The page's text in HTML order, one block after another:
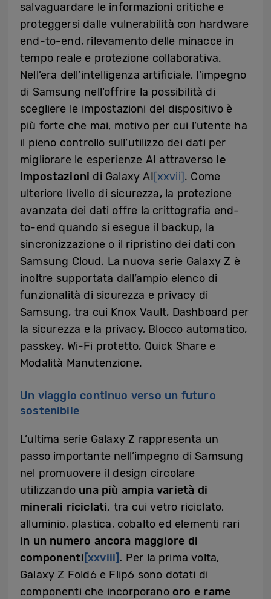
salvaguardare le informazioni critiche e
proteggersi dalle vulnerabilità con hardware
end-to-end, rilevamento delle minacce in
tempo reale e protezione collaborativa.
Nell’era dell’intelligenza artificiale, l’impegno
di Samsung nell’offrire la possibilità di
scegliere le impostazioni del dispositivo è
più forte che mai, motivo per cui l’utente ha
il pieno controllo sull’utilizzo dei dati per
migliorare le esperienze AI attraverso le
impostazioni di Galaxy AI[xxvii]. Come
ulteriore livello di sicurezza, la protezione
avanzata dei dati offre la crittografia end-
to-end quando si esegue il backup, la
sincronizzazione o il ripristino dei dati con
Samsung Cloud. La nuova serie Galaxy Z è
inoltre supportata dall’ampio elenco di
funzionalità di sicurezza e privacy di
Samsung, tra cui Knox Vault, Dashboard per
la sicurezza e la privacy, Blocco automatico,
passkey, Wi-Fi protetto, Quick Share e
Modalità Manutenzione.
Un viaggio continuo verso un futuro
sostenibile
L’ultima serie Galaxy Z rappresenta un
passo importante nell’impegno di Samsung
nel promuovere il design circolare
utilizzando una più ampiavarietà di
minerali riciclati, tra cui vetro riciclato,
alluminio, plastica, cobalto ed elementi rari
in un numero ancora maggiore di
componenti[xxviii]. Per la prima volta,
Galaxy Z Fold6 e Flip6 sono dotati di
componenti che incorporanooro e rame